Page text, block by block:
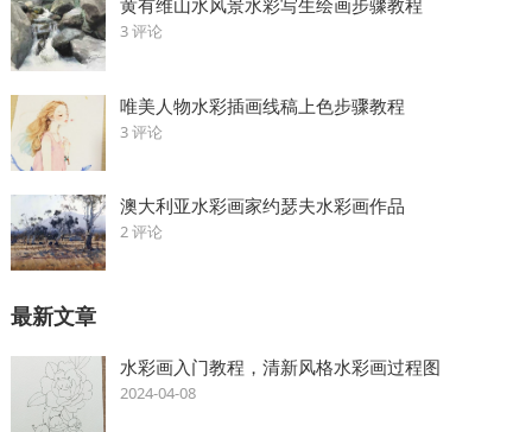
黄有维山水风景水彩写生绘画步骤教程
3 评论
唯美人物水彩插画线稿上色步骤教程
3 评论
澳大利亚水彩画家约瑟夫水彩画作品
2 评论
最新文章
水彩画入门教程，清新风格水彩画过程图
2024-04-08